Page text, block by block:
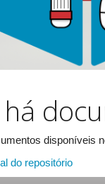
disponíveis
do repositório